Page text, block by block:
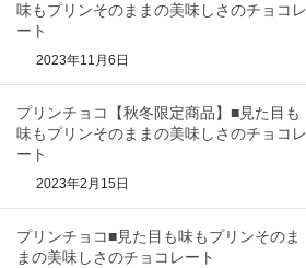
味もプリンそのままの美味しさのチョコレ
ート
2023年11月6日
プリンチョコ【秋冬限定商品】■見た目も
味もプリンそのままの美味しさのチョコレ
ート
2023年2月15日
プリンチョコ■見た目も味もプリンそのま
まの美味しさのチョコレート